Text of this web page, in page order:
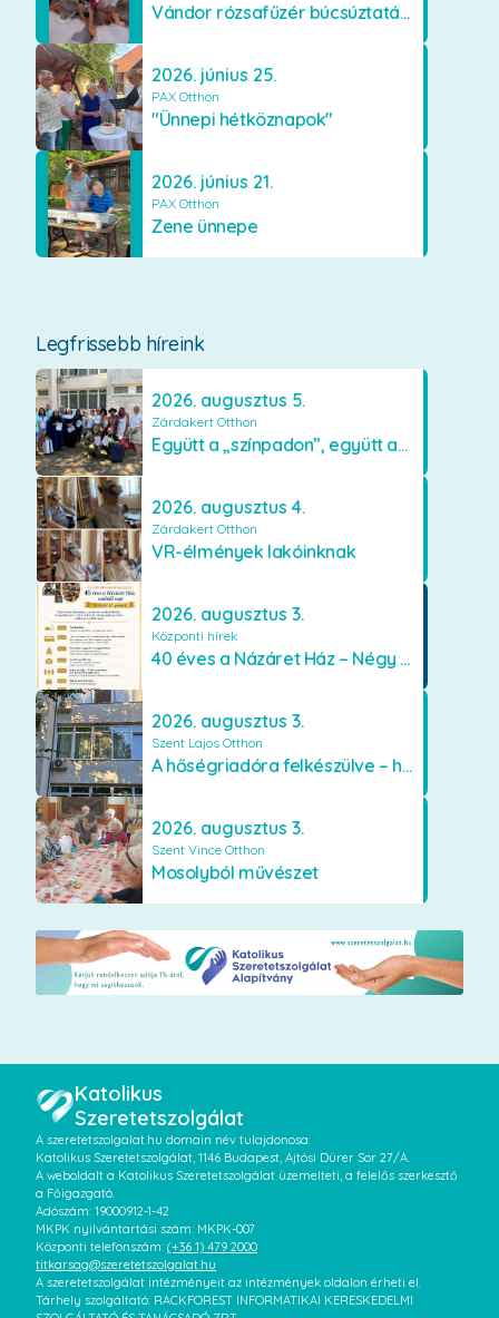
Vándor rózsafűzér búcsúztatása
2026. június 25.
PAX Otthon
"Ünnepi hétköznapok"
2026. június 21.
PAX Otthon
Zene ünnepe
Legfrissebb híreink
2026. augusztus 5.
Zárdakert Otthon
Együtt a „színpadon”, együtt az élményekért 🎭✨
2026. augusztus 4.
Zárdakert Otthon
VR-élmények lakóinknak
2026. augusztus 3.
Központi hírek
40 éves a Názáret Ház – Négy évtized szeretetben és gondoskodásban
2026. augusztus 3.
Szent Lajos Otthon
A hőségriadóra felkészülve – hűsítő fejlesztések a Szent Lajos Otthonban
2026. augusztus 3.
Szent Vince Otthon
Mosolyból művészet
Katolikus
Szeretetszolgálat
A szeretetszolgalat.hu domain név tulajdonosa:
Katolikus Szeretetszolgálat, 1146 Budapest, Ajtósi Dürer Sor 27/A.
A weboldalt a Katolikus Szeretetszolgálat üzemelteti, a felelős szerkesztő
a Főigazgató.
Adószám: 19000912-1-42
MKPK nyilvántartási szám: MKPK-007
Központi telefonszám: (+36 1) 479 2000
titkarsag@szeretetszolgalat.hu
A szeretetszolgálat intézményeit az intézmények oldalon érheti el.
Tárhely szolgáltató: RACKFOREST INFORMATIKAI KERESKEDELMI